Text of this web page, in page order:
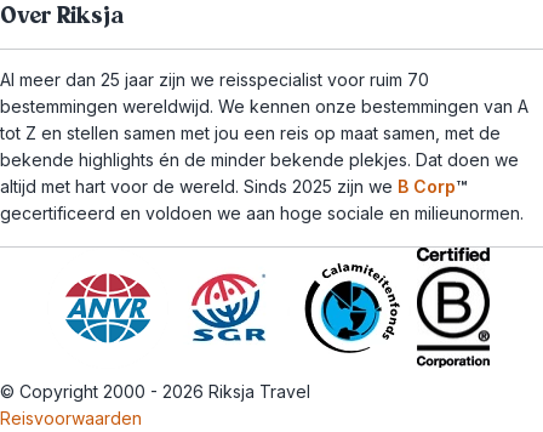
Over Riksja
Al meer dan 25 jaar zijn we reisspecialist voor ruim 70
bestemmingen wereldwijd. We kennen onze bestemmingen van A
tot Z en stellen samen met jou een reis op maat samen, met de
bekende highlights én de minder bekende plekjes. Dat doen we
altijd met hart voor de wereld. Sinds 2025 zijn we B Corp™
gecertificeerd en voldoen we aan hoge sociale en milieunormen.
© Copyright 2000 - 2026 Riksja Travel
Reisvoorwaarden